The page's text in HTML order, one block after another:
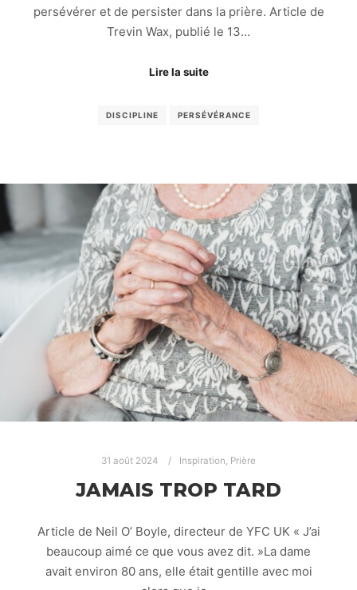
persévérer et de persister dans la prière. Article de
Trevin Wax, publié le 13…
Lire la suite
DISCIPLINE PERSÉVÉRANCE
31 août 2024 Inspiration, Prière
JAMAIS TROP TARD
Article de Neil O’ Boyle, directeur de YFC UK « J’ai
beaucoup aimé ce que vous avez dit. »La dame
avait environ 80 ans, elle était gentille avec moi